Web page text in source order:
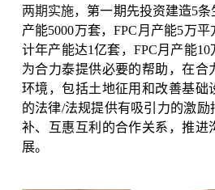
两期实施， 第一期先投资建造5条
产能5000万套，FPC月产能5万平
计年产能达1亿套， FPC月产能10
为合力泰提供必要的帮助，在合
环境，包括土地征用和改善基础
的法律/法规提供有吸引力的激励
补、互惠互利的合作关系，推进
展。